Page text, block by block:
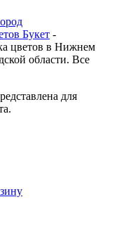
Букет -
цветов в Нижнем
области. Все
для